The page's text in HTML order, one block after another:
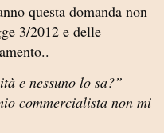
questa domanda non
3/2012 e delle
e nessuno lo sa?”
commercialista non mi